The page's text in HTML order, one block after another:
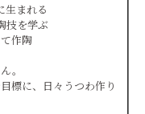
生まれる
技を学ぶ
作陶
。
標に、日々うつわ作り